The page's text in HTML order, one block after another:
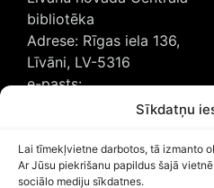
Sīkdatņu
Lai tīmekļvietne darbotos, tā izmanto
Ar Jūsu piekrišanu papildus šajā
sociālo mediju sīkdatnes.
bibliotēka
Adrese: Rīgas iela 136,
Līvāni, LV-5316
e-pasts:
20230925